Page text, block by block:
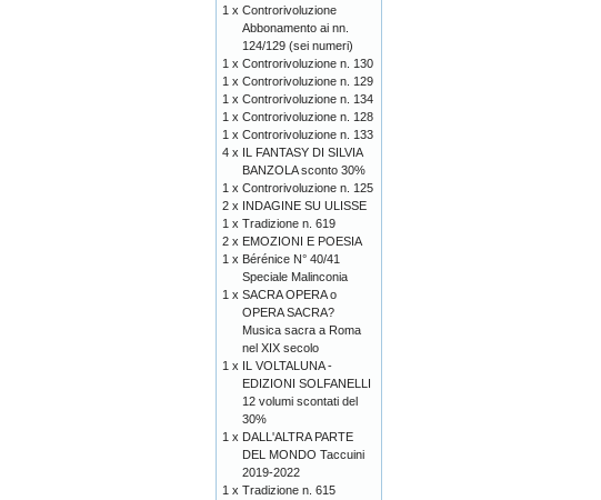
1 x Controrivoluzione
Abbonamento ai nn.
124/129 (sei numeri)
1 x Controrivoluzione n. 130
1 x Controrivoluzione n. 129
1 x Controrivoluzione n. 134
1 x Controrivoluzione n. 128
1 x Controrivoluzione n. 133
4 x IL FANTASY DI SILVIA
BANZOLA sconto 30%
1 x Controrivoluzione n. 125
2 x INDAGINE SU ULISSE
1 x Tradizione n. 619
2 x EMOZIONI E POESIA
1 x Bérénice N° 40/41
Speciale Malinconia
1 x SACRA OPERA o
OPERA SACRA?
Musica sacra a Roma
nel XIX secolo
1 x IL VOLTALUNA -
EDIZIONI SOLFANELLI
12 volumi scontati del
30%
1 x DALL'ALTRA PARTE
DEL MONDO Taccuini
2019-2022
1 x Tradizione n. 615